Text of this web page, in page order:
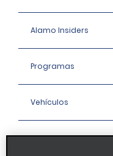
Alamo Insiders
Programas
Vehículos
Oficinas